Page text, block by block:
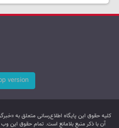
version
کليه حقوق اين پایگاه اطلاع‌رسانی متعلق به
آن با ذکر منبع بلامانع است. تمام حقوق این